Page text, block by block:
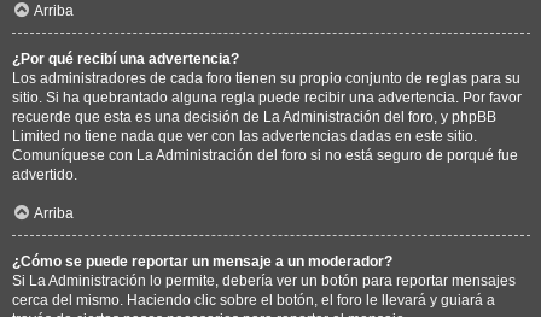
Arriba
¿Por qué recibí una advertencia?
Los administradores de cada foro tienen su propio conjunto de reglas para su
sitio. Si ha quebrantado alguna regla puede recibir una advertencia. Por favor
recuerde que esta es una decisión de La Administración del foro, y phpBB
Limited no tiene nada que ver con las advertencias dadas en este sitio.
Comuníquese con La Administración del foro si no está seguro de porqué fue
advertido.
Arriba
¿Cómo se puede reportar un mensaje a un moderador?
Si La Administración lo permite, debería ver un botón para reportar mensajes
cerca del mismo. Haciendo clic sobre el botón, el foro le llevará y guiará a